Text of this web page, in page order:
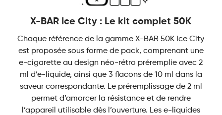
X-BAR Ice City : Le kit complet 50K
Chaque référence de la gamme X-BAR 50K Ice City
est proposée sous forme de pack, comprenant une
e-cigarette au design néo-rétro préremplie avec 2
ml d’e-liquide, ainsi que 3 flacons de 10 ml dans la
saveur correspondante. Le préremplissage de 2 ml
permet d’amorcer la résistance et de rendre
l’appareil utilisable dès l’ouverture. Les e-liquides